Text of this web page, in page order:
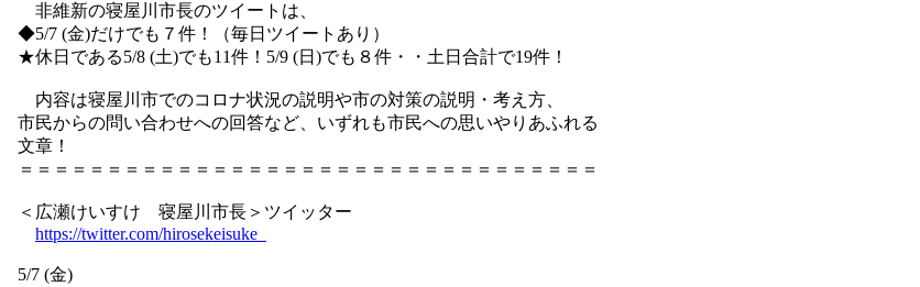
非維新の寝屋川市長のツイートは、
◆5/7 (金)だけでも７件！（毎日ツイートあり）
★休日である5/8 (土)でも11件！5/9 (日)でも８件・・土日合計で19件！
内容は寝屋川市でのコロナ状況の説明や市の対策の説明・考え方、
市民からの問い合わせへの回答など、いずれも市民への思いやりあふれる
文章！
＝＝＝＝＝＝＝＝＝＝＝＝＝＝＝＝＝＝＝＝＝＝＝＝＝＝＝＝＝＝＝＝＝
＜広瀬けいすけ 寝屋川市長＞ツイッター
https://twitter.com/hirosekeisuke_
5/7 (金)